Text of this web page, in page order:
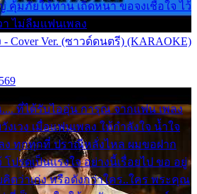
คุ้มภัยให้ท่าน เถิดหนา ขอจงเชื่อใจ ไว้
า ไม่ลืมแฟนเพลง
Ver. (ซาวด์ดนตรี) (KARAOKE)
ที่ได้รับไออุ่น การุณ จากแฟน เพลง
เวง เมื่อแฟนเพลง ให้กำลังใจ น้ำใจ
ง ทุกทุกที่ ปราณีหลั่งไหล ผมขอฝาก
โปรดเป็นแรงใจ อย่างนี้เรื่อยไป ขอ อยู่
คิดว่าเก่ง หรือดังกว่าใคร..ใคร พระคุณ